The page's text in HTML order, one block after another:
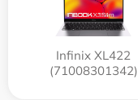
Infinix XL422
(71008301342)